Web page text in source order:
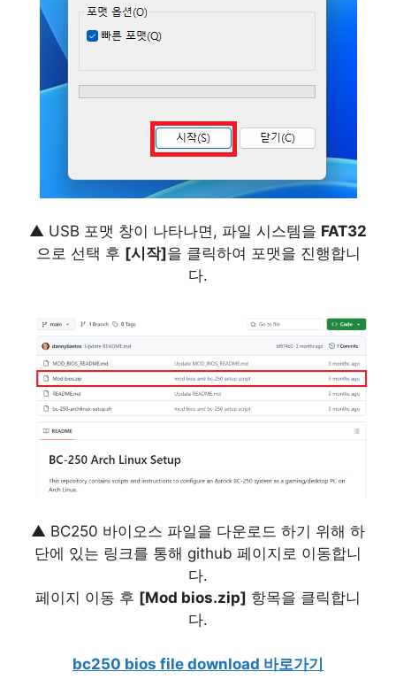
▲ USB 포맷 창이 나타나면, 파일 시스템을 FAT32
으로 선택 후 [시작]을 클릭하여 포맷을 진행합니
다.
▲ BC250 바이오스 파일을 다운로드 하기 위해 하
단에 있는 링크를 통해 github 페이지로 이동합니
다.
페이지 이동 후 [Mod bios.zip] 항목을 클릭합니
다.
bc250 bios file download 바로가기